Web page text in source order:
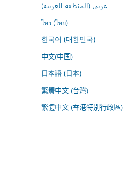
عربي (المنطقة العربية)
ไทย (ไทย)
한국어 (대한민국)
中文(中国)
日本語 (日本)
繁體中文 (台灣)
繁體中文 (香港特別行政區)